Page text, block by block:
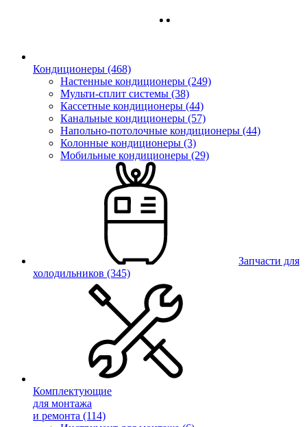
Кондиционеры (468)
Настенные кондиционеры (249)
Мульти-сплит системы (38)
Кассетные кондиционеры (44)
Канальные кондиционеры (57)
Напольно-потолочные кондиционеры (44)
Колонные кондиционеры (3)
Мобильные кондиционеры (29)
Запчасти для
холодильников (345)
Комплектующие
для монтажа
и ремонта (114)